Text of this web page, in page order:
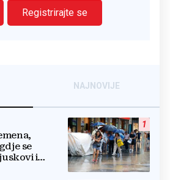
Registrirajte se
NAJNOVIJE
1
se
i